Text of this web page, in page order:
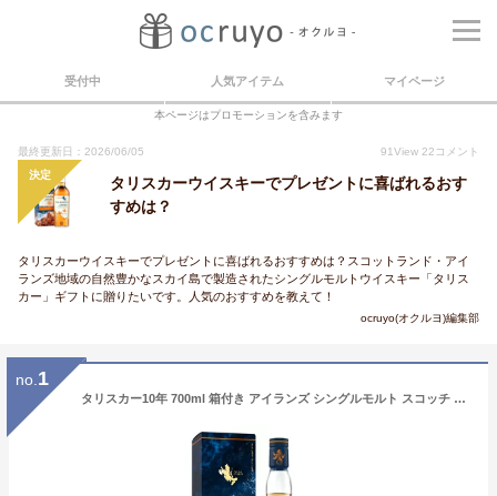
受付中 人気アイテム マイページ
本ページはプロモーションを含みます
最終更新日：2026/06/05 91View 22 コメント
決定
タリスカーウイスキーでプレゼントに喜ばれるおす
すめは？
タリスカーウイスキーでプレゼントに喜ばれるおすすめは？スコットランド・アイ
ランズ地域の自然豊かなスカイ島で製造されたシングルモルトウイスキー「タリス
カー」ギフトに贈りたいです。人気のおすすめを教えて！
ocruyo(オクルヨ)編集部
no. 1
タリスカー10年 700ml 箱付き アイランズ シングルモルト スコッチ ウイスキー 長S